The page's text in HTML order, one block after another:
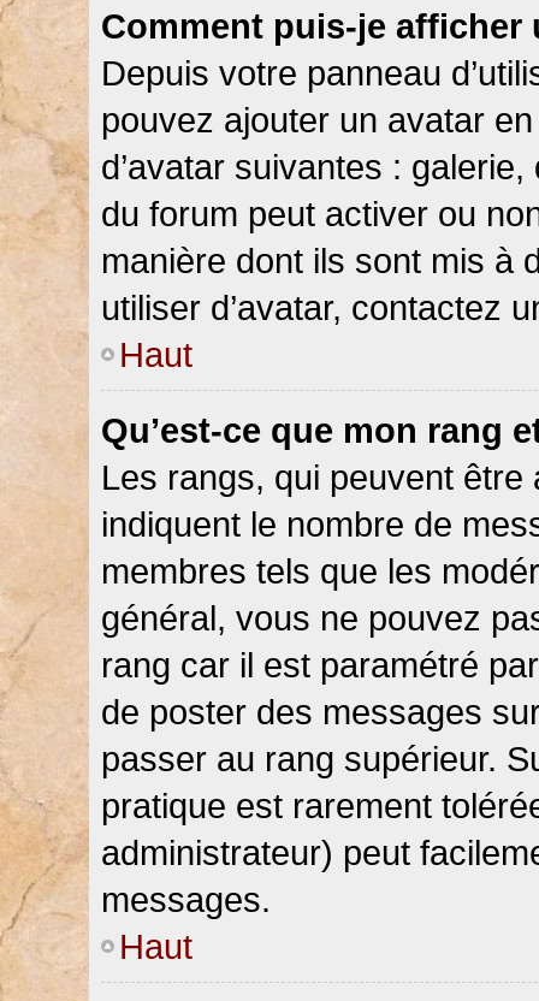
Comment puis-je afficher
Depuis votre panneau
pouvez ajouter un avatar
d’avatar suivantes :
du forum peut activer ou
manière dont ils sont mis à
utiliser d’avatar, contactez
Haut
Qu’est-ce que mon rang
Les rangs, qui peuvent être
indiquent le nombre de
membres tels que les
général, vous ne pouvez
rang car il est paramétré
de poster des messages
passer au rang supérieur.
pratique est rarement
administrateur) peut
messages.
Haut